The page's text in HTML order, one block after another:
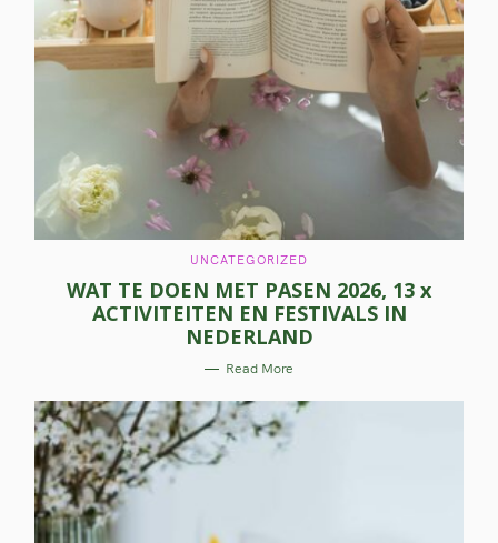
C
T
E
G
O
R
E
UNCATEGORIZED
WAT TE DOEN MET PASEN 2026, 13 x
ACTIVITEITEN EN FESTIVALS IN
NEDERLAND
Read More